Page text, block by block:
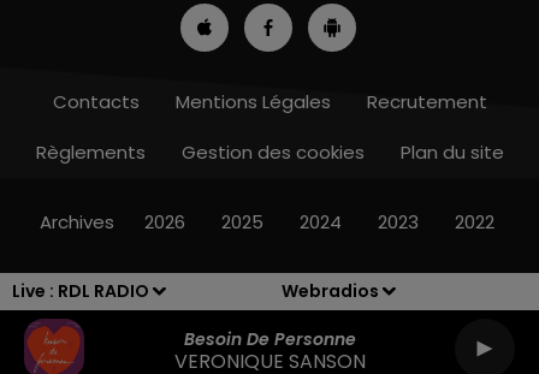
Live : RDL RADIO
Webradios
Besoin De Personne
VERONIQUE SANSON
13h00 - 16h00
Contacts Mentions Légales
Recrutement
Règlements
Gestion des cookies Plan du site
Archives 2026 2025 2024 2023 2022